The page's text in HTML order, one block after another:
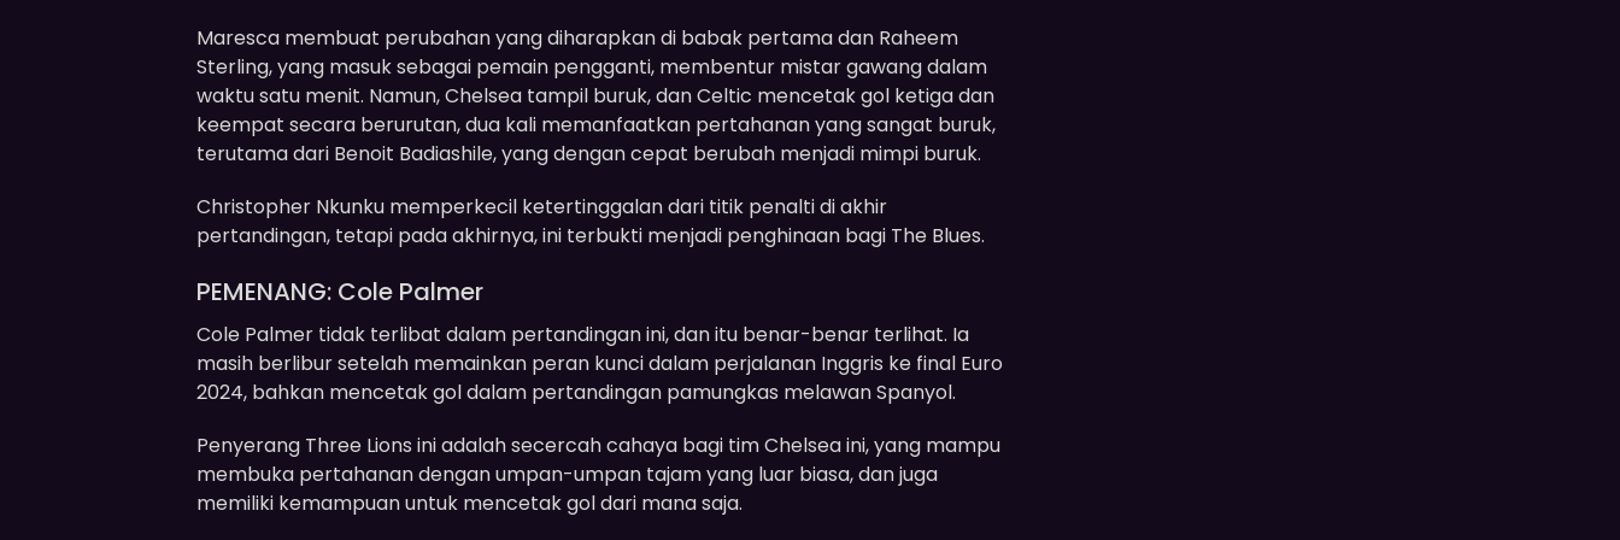
Maresca membuat perubahan yang diharapkan di babak pertama dan Raheem
Sterling, yang masuk sebagai pemain pengganti, membentur mistar gawang dalam
waktu satu menit. Namun, Chelsea tampil buruk, dan Celtic mencetak gol ketiga dan
keempat secara berurutan, dua kali memanfaatkan pertahanan yang sangat buruk,
terutama dari Benoit Badiashile, yang dengan cepat berubah menjadi mimpi buruk.
Christopher Nkunku memperkecil ketertinggalan dari titik penalti di akhir
pertandingan, tetapi pada akhirnya, ini terbukti menjadi penghinaan bagi The Blues.
PEMENANG: Cole Palmer
Cole Palmer tidak terlibat dalam pertandingan ini, dan itu benar-benar terlihat. Ia
masih berlibur setelah memainkan peran kunci dalam perjalanan Inggris ke final Euro
2024, bahkan mencetak gol dalam pertandingan pamungkas melawan Spanyol.
Penyerang Three Lions ini adalah secercah cahaya bagi tim Chelsea ini, yang mampu
membuka pertahanan dengan umpan-umpan tajam yang luar biasa, dan juga
memiliki kemampuan untuk mencetak gol dari mana saja.